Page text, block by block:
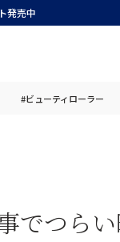
発売中
#ビューティローラー
でつら